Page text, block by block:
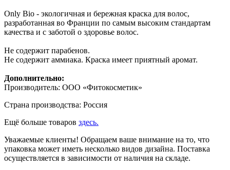
Only Bio - экологичная и бережная краска для волос,
разработанная во Франции по самым высоким стандартам
качества и с заботой о здоровье волос.
Не содержит парабенов.
Не содержит аммиака. Краска имеет приятный аромат.
Дополнительно:
Производитель: ООО «Фитокосметик»
Страна производства: Россия
Ещё больше товаров здесь.
Уважаемые клиенты! Обращаем ваше внимание на то, что
упаковка может иметь несколько видов дизайна. Поставка
осуществляется в зависимости от наличия на складе.